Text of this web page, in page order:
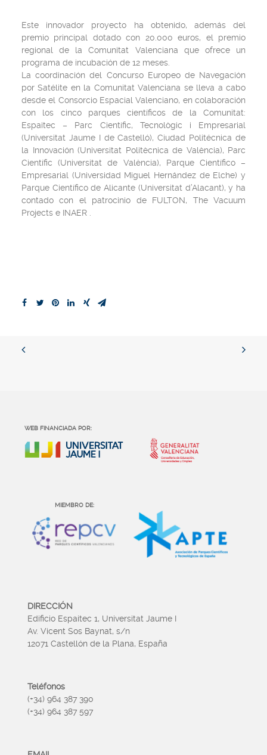
Este innovador proyecto ha obtenido, además del
premio principal dotado con 20.000 euros, el premio
regional de la Comunitat Valenciana que ofrece un
programa de incubación de 12 meses.
La coordinación del Concurso Europeo de Navegación
por Satélite en la Comunitat Valenciana se lleva a cabo
desde el Consorcio Espacial Valenciano, en colaboración
con los cinco parques científicos de la Comunitat:
Espaitec – Parc Científic, Tecnològic i Empresarial
(Universitat Jaume I de Castelló), Ciudad Politécnica de
la Innovación (Universitat Politècnica de València), Parc
Científic (Universitat de València), Parque Científico –
Empresarial (Universidad Miguel Hernández de Elche) y
Parque Científico de Alicante (Universitat d’Alacant), y ha
contado con el patrocinio de FULTON, The Vacuum
Projects e INAER .
WEB FINANCIADA POR:
MIEMBRO DE:
DIRECCIÓN
Edificio Espaitec 1, Universitat Jaume I
Av. Vicent Sos Baynat, s/n
12071 Castellón de la Plana, España
Teléfonos
(+34) 964 387 390
(+34) 964 387 597